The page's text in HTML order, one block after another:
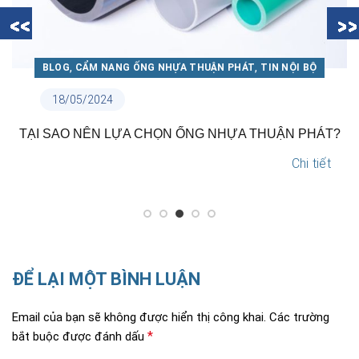
18/05/2024
BLOG, CẨM NANG ỐNG NHỰA THUẬN PHÁT, TIN NỘI BỘ
TẠI SAO NÊN LỰA CHỌN ỐNG NHỰA THUẬN PHÁT?
Chi tiết
ĐỂ LẠI MỘT BÌNH LUẬN
Email của bạn sẽ không được hiển thị công khai. Các trường
bắt buộc được đánh dấu *